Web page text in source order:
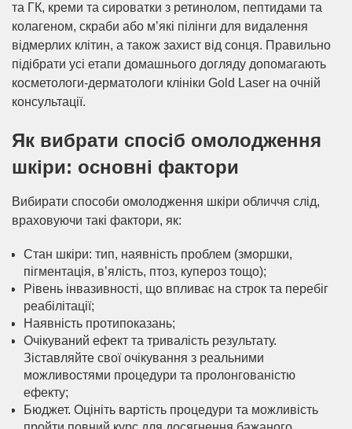
та ГК, креми та сироватки з ретинолом, пептидами та
колагеном, скраби або м’які пілінги для видалення
відмерлих клітин, а також захист від сонця. Правильно
підібрати усі етапи домашнього догляду допомагають
косметологи-дерматологи клініки Gold Laser на очній
консультації.
Як вибрати спосіб омолодження
шкіри: основні фактори
Вибирати способи омолодження шкіри обличчя слід,
враховуючи такі фактори, як:
Стан шкіри: тип, наявність проблем (зморшки,
пігментація, в’ялість, птоз, купероз тощо);
Рівень інвазивності, що впливає на строк та перебіг
реабілітації;
Наявність протипоказань;
Очікуваний ефект та тривалість результату.
Зіставляйте свої очікування з реальними
можливостями процедури та пролонгованістю
ефекту;
Бюджет. Оцініть вартість процедури та можливість